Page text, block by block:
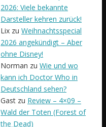
2026: Viele bekannte
Darsteller kehren zurück!
Lix zu Weihnachtsspecial
2026 angekündigt – Aber
ohne Disney!
Norman zu Wie und wo
kann ich Doctor Who in
Deutschland sehen?
Gast zu Review – 4×09 –
Wald der Toten (Forest of
the Dead)